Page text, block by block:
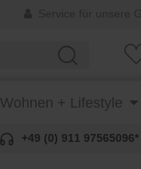
Wohnen + Lifestyle
+49 (0) 911 97565096*